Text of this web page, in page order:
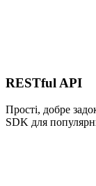
RESTful API
Прості, добре
SDK для